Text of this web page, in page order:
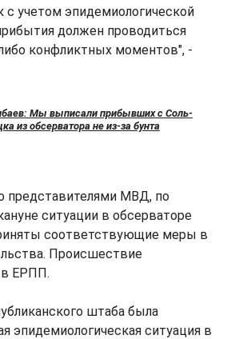
с учетом эпидемиологической
должен проводиться
конфликтных моментов", -
Мы выписали прибывших с Соль-
из обсерватора не из-за бунта
представителями МВД, по
ситуации в обсерваторе
соответствующие меры в
Происшествие
в ЕРПП.
штаба была
эпидемиологическая ситуация в